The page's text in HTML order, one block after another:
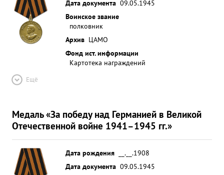
Дата документа 09.05.1945
Воинское звание
полковник
Архив ЦАМО
Фонд ист. информации
Картотека награждений
Ещё
Медаль «За победу над Германией в Великой
Отечественной войне 1941–1945 гг.»
Дата рождения
__.__.1908
Дата документа 09.05.1945